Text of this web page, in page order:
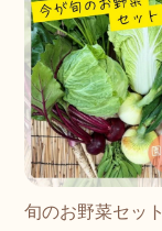
旬のお野菜セット